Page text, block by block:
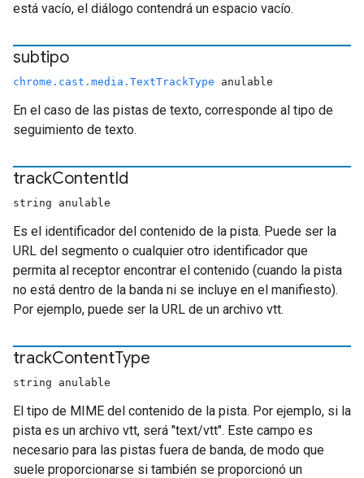
está vacío, el diálogo contendrá un espacio vacío.
subtipo
chrome.cast.media.TextTrackType anulable
En el caso de las pistas de texto, corresponde al tipo de
seguimiento de texto.
trackContentId
string anulable
Es el identificador del contenido de la pista. Puede ser la
URL del segmento o cualquier otro identificador que
permita al receptor encontrar el contenido (cuando la pista
no está dentro de la banda ni se incluye en el manifiesto).
Por ejemplo, puede ser la URL de un archivo vtt.
trackContentType
string anulable
El tipo de MIME del contenido de la pista. Por ejemplo, si la
pista es un archivo vtt, será "text/vtt". Este campo es
necesario para las pistas fuera de banda, de modo que
suele proporcionarse si también se proporcionó un